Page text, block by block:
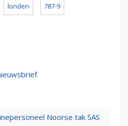
londen 787-9
Noorse tak SAS